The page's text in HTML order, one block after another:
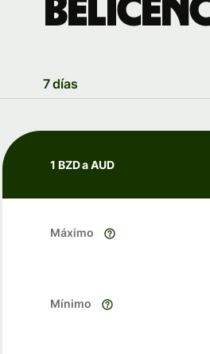
7 días
1 BZD a AUD
Máximo
Mínimo